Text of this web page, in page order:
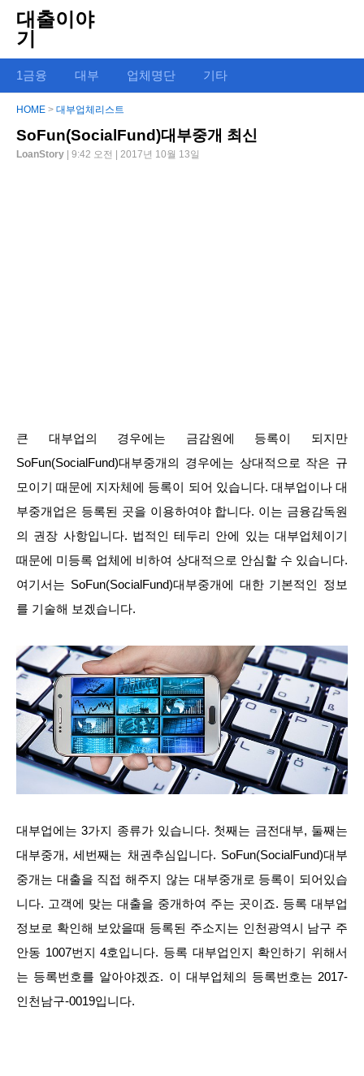
대출이야
기
1금융 대부 업체명단 기타
HOME > 대부업체리스트
SoFun(SocialFund)대부중개 최신
LoanStory | 9:42 오전 | 2017년 10월 13일
큰 대부업의 경우에는 금감원에 등록이 되지만
SoFun(SocialFund)대부중개의 경우에는 상대적으로 작은 규
모이기 때문에 지자체에 등록이 되어 있습니다. 대부업이나 대
부중개업은 등록된 곳을 이용하여야 합니다. 이는 금융감독원
의 권장 사항입니다. 법적인 테두리 안에 있는 대부업체이기
때문에 미등록 업체에 비하여 상대적으로 안심할 수 있습니다.
여기서는 SoFun(SocialFund)대부중개에 대한 기본적인 정보
를 기술해 보겠습니다.
대부업에는 3가지 종류가 있습니다. 첫째는 금전대부, 둘째는
대부중개, 세번째는 채권추심입니다. SoFun(SocialFund)대부
중개는 대출을 직접 해주지 않는 대부중개로 등록이 되어있습
니다. 고객에 맞는 대출을 중개하여 주는 곳이죠. 등록 대부업
정보로 확인해 보았을때 등록된 주소지는 인천광역시 남구 주
안동 1007번지 4호입니다. 등록 대부업인지 확인하기 위해서
는 등록번호를 알아야겠죠. 이 대부업체의 등록번호는 2017-
인천남구-0019입니다.